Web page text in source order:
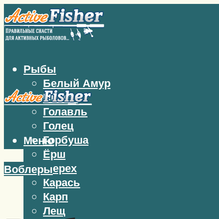
Рыбы
Белый Амур
Бычок
Голавль
Голец
Горбуша
Ёрш
Жерех
Карась
Карп
Лещ
Меню
Воблеры